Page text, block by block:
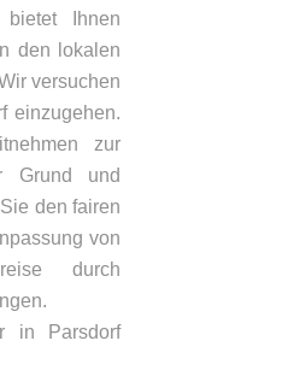
Ihnen
den lokalen
versuchen
einzugehen.
zur
Grund und
den fairen
von
durch
in Parsdorf